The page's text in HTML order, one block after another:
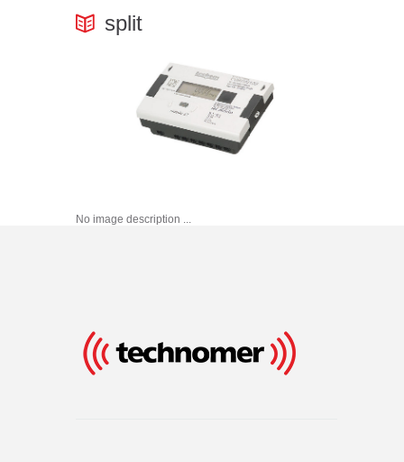
split
No image description ...